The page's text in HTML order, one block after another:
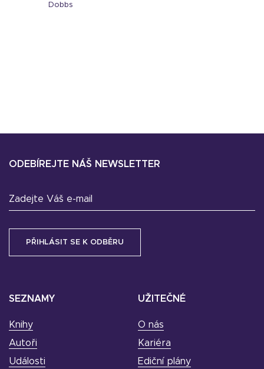
Dobbs
SEZNAMY
Knihy
Autoři
Události
UŽITEČNÉ
O nás
Kariéra
Ediční plány
ODEBÍREJTE NÁŠ NEWSLETTER
Zadejte Váš e-mail